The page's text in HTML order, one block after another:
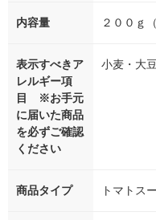
内容量 ２００ｇ
表示すべきア
レルギー項
目 ※お手元
に届いた商品
を必ずご確認
ください
小麦・大
商品タイプ トマトス